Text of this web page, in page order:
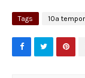
Tags 10ª